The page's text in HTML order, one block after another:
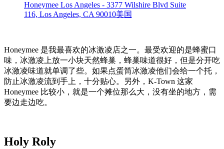
Honeymee Los Angeles - 3377 Wilshire Blvd Suite
116, Los Angeles, CA 90010美国
Honeymee 是我最喜欢的冰激凌店之一。最受欢迎的是蜂蜜口
味，冰激凌上放一小块天然蜂巢，蜂巢味道很好，但是分开吃
冰激凌味道就单调了些。如果点蛋筒冰激凌他们会给一个托，
防止冰激凌流到手上，十分贴心。另外，K-Town 这家
Honeymee 比较小，就是一个摊位那么大，没有坐的地方，需
要边走边吃。
Holy Roly